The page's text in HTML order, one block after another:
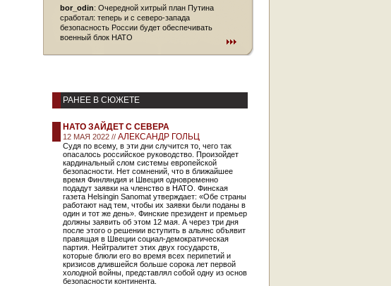
bor_odin: Очередной хитрый план Путина
сработал: теперь и с северо-запада
безопасность России будет обеспечивать
военный блок НАТО
РАНЕЕ В СЮЖЕТЕ
НАТО ЗАЙДЕТ С СЕВЕРА
12 МАЯ 2022 // АЛЕКСАНДР ГОЛЬЦ
Судя по всему, в эти дни случится то, чего так
опасалось российское руководство. Произойдет
кардинальный слом системы европейской
безопасности. Нет сомнений, что в ближайшее
время Финляндия и Швеция одновременно
подадут заявки на членство в НАТО. Финская
газета Helsingin Sanomat утверждает: «Обе страны
работают над тем, чтобы их заявки были поданы в
один и тот же день». Финские президент и премьер
должны заявить об этом 12 мая. А через три дня
после этого о решении вступить в альянс объявит
правящая в Швеции социал-демократическая
партия. Нейтралитет этих двух государств,
которые блюли его во время всех перипетий и
кризисов длившейся больше сорока лет первой
холодной войны, представлял собой одну из основ
безопасности континента.